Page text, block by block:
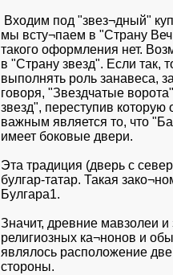
Входим под "звез¬дный"
мы всту¬паем в "Страну
такого оформления нет.
в "Страну звезд". Если так,
выполнять роль занавеса,
говоря, "Звездчатые
звезд", переступив
важным является то, что
имеет боковые двери.
Эта традиция (дверь с
булгар-татар. Такая
Булгара1.
Значит, древние мавзолеи
религиозных ка¬нонов и
являлось расположение
стороны.